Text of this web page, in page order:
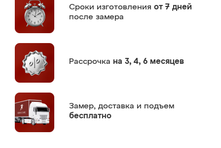
Сроки изготовления от 7 дней
после замера
Рассрочка на 3, 4, 6 месяцев
Замер, доставка и подъем
бесплатно